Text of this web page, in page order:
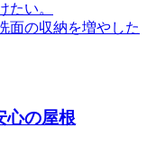
い。
面の収納を増やした
心の屋根